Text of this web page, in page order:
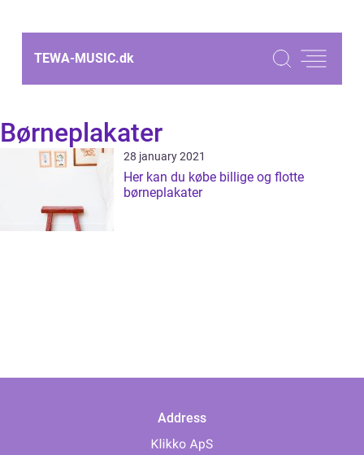
TEWA-MUSIC.dk
Børneplakater
28 january 2021
Her kan du købe billige og flotte
børneplakater
Address